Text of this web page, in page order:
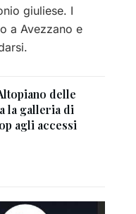
giuliese. I
a Avezzano e
delle
la galleria di
agli accessi